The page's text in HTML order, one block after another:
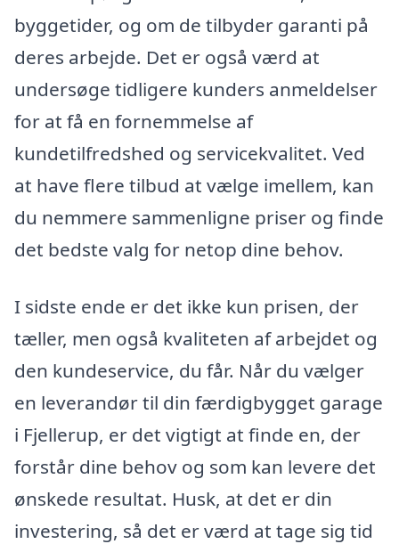
byggetider, og om de tilbyder garanti på
deres arbejde. Det er også værd at
undersøge tidligere kunders anmeldelser
for at få en fornemmelse af
kundetilfredshed og servicekvalitet. Ved
at have flere tilbud at vælge imellem, kan
du nemmere sammenligne priser og finde
det bedste valg for netop dine behov.
I sidste ende er det ikke kun prisen, der
tæller, men også kvaliteten af arbejdet og
den kundeservice, du får. Når du vælger
en leverandør til din færdigbygget garage
i Fjellerup, er det vigtigt at finde en, der
forstår dine behov og som kan levere det
ønskede resultat. Husk, at det er din
investering, så det er værd at tage sig tid